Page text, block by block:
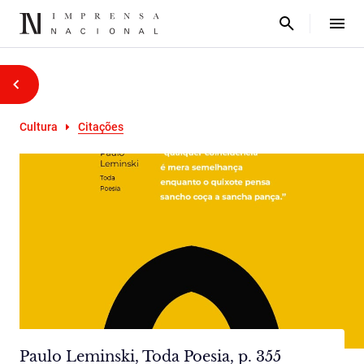
Cultura Citações
Paulo Leminski, Toda Poesia, p. 355